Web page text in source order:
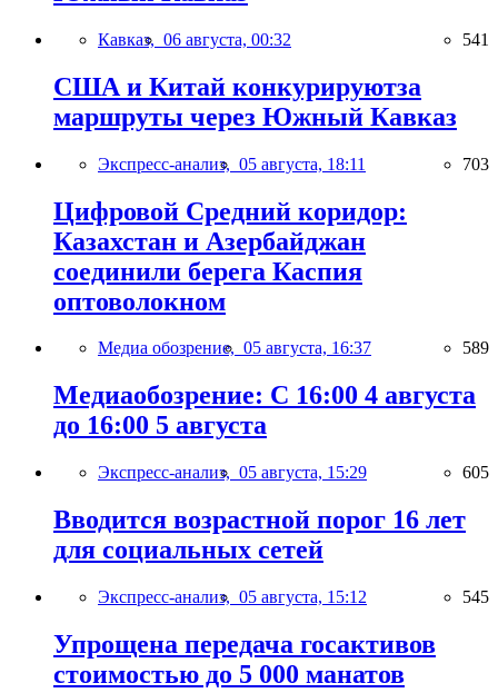
Кавказ, 06 августа, 00:32 541
США и Китай конкурируютза
маршруты через Южный Кавказ
Экспресс-анализ, 05 августа, 18:11 703
Цифровой Средний коридор:
Казахстан и Азербайджан
соединили берега Каспия
оптоволокном
Медиа обозрение, 05 августа, 16:37 589
Медиаобозрение: С 16:00 4 августа
до 16:00 5 августа
Экспресс-анализ, 05 августа, 15:29 605
Вводится возрастной порог 16 лет
для социальных сетей
Экспресс-анализ, 05 августа, 15:12 545
Упрощена передача госактивов
стоимостью до 5 000 манатов